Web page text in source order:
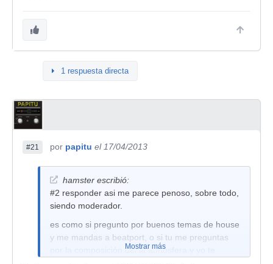
1 respuesta directa
#21 por papitu el 17/04/2013
hamster escribió:
#2 responder asi me parece penoso, sobre todo,
siendo moderador.
es como si pregunto por buenos temas de house
y me mandas a beatport, o si tu me preguntas
por la composición del la atmosfera y yo te
Mostrar más